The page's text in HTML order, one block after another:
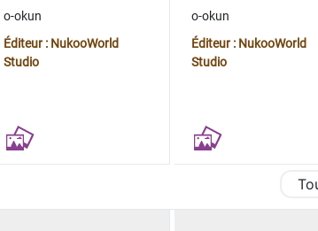
o-okun
Éditeur : NukooWorld
Studio
o-okun
Éditeur : NukooWorld
Studio